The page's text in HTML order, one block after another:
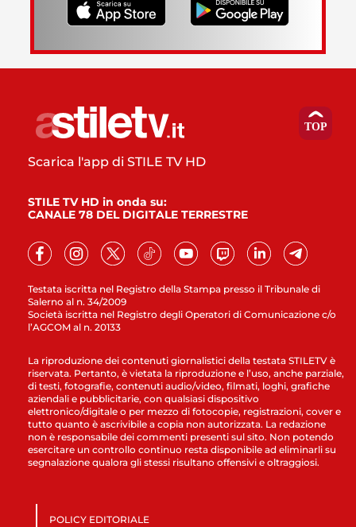
Testata iscritta nel Registro della Stampa presso il Tribunale di
Salerno al n. 34/2009
Società iscritta nel Registro degli Operatori di Comunicazione c/o
l’AGCOM al n. 20133
Scarica l'app di STILE TV HD
STILE TV HD in onda su:
CANALE 78 DEL DIGITALE TERRESTRE
La riproduzione dei contenuti giornalistici della testata STILETV è
riservata. Pertanto, è vietata la riproduzione e l’uso, anche parziale,
di testi, fotografie, contenuti audio/video, filmati, loghi, grafiche
aziendali e pubblicitarie, con qualsiasi dispositivo
elettronico/digitale o per mezzo di fotocopie, registrazioni, cover e
tutto quanto è ascrivibile a copia non autorizzata. La redazione
non è responsabile dei commenti presenti sul sito. Non potendo
esercitare un controllo continuo resta disponibile ad eliminarli su
segnalazione qualora gli stessi risultano offensivi e oltraggiosi.
POLICY EDITORIALE